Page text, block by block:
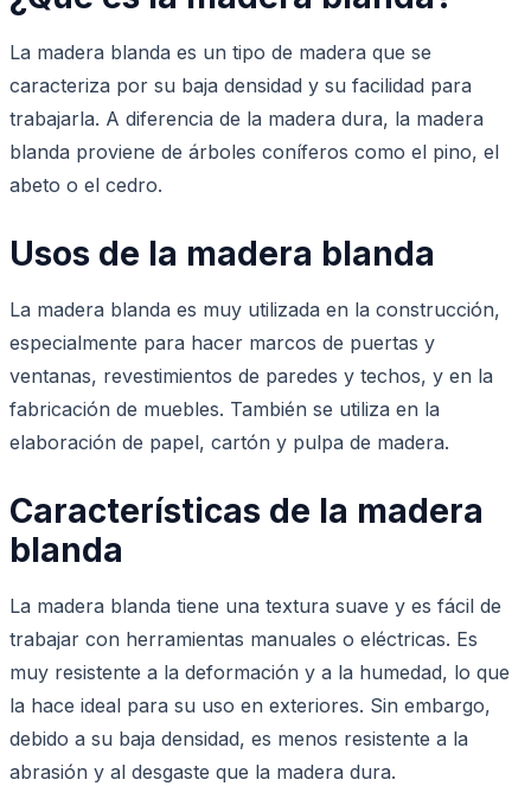
La madera blanda es un tipo de madera que se
caracteriza por su baja densidad y su facilidad para
trabajarla. A diferencia de la madera dura, la madera
blanda proviene de árboles coníferos como el pino, el
abeto o el cedro.
Usos de la madera blanda
La madera blanda es muy utilizada en la construcción,
especialmente para hacer marcos de puertas y
ventanas, revestimientos de paredes y techos, y en la
fabricación de muebles. También se utiliza en la
elaboración de papel, cartón y pulpa de madera.
Características de la madera
blanda
La madera blanda tiene una textura suave y es fácil de
trabajar con herramientas manuales o eléctricas. Es
muy resistente a la deformación y a la humedad, lo que
la hace ideal para su uso en exteriores. Sin embargo,
debido a su baja densidad, es menos resistente a la
abrasión y al desgaste que la madera dura.